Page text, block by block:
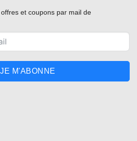
et coupons par mail de
JE M'ABONNE